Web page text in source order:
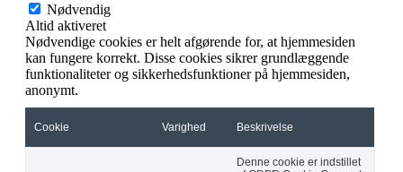
Nødvendig
Altid aktiveret
Nødvendige cookies er helt afgørende for, at hjemmesiden
kan fungere korrekt. Disse cookies sikrer grundlæggende
funktionaliteter og sikkerhedsfunktioner på hjemmesiden,
anonymt.
Cookie Varighed Beskrivelse
Denne cookie er indstillet